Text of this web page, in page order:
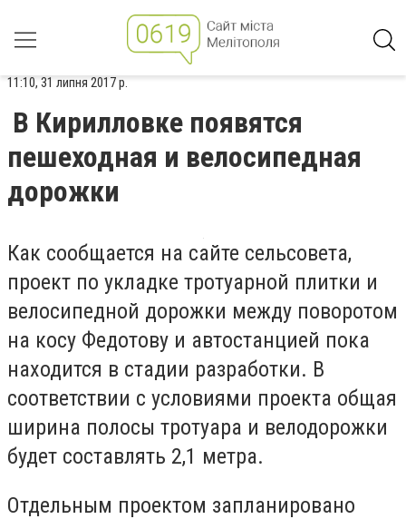
11:10, 31 липня 2017 р.
В Кирилловке появятся
пешеходная и велосипедная
дорожки
Как сообщается на сайте сельсовета,
проект по укладке тротуарной плитки и
велосипедной дорожки между поворотом
на косу Федотову и автостанцией пока
находится в стадии разработки. В
соответствии с условиями проекта общая
ширина полосы тротуара и велодорожки
будет составлять 2,1 метра.
Отдельным проектом запланировано